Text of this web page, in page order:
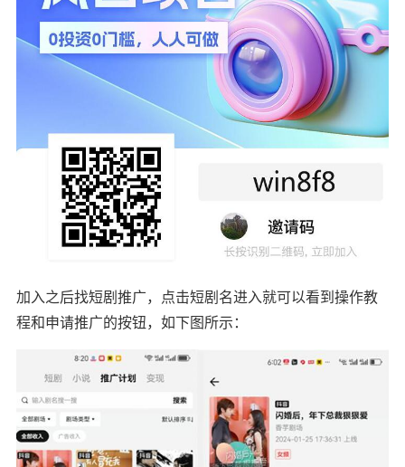
加入之后找短剧推广，点击短剧名进入就可以看到操作教
程和申请推广的按钮，如下图所示：